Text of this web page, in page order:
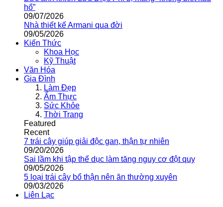
hổ”
09/07/2026
Nhà thiết kế Armani qua đời
09/05/2026
Kiến Thức
Khoa Học
Kỹ Thuật
Văn Hóa
Gia Đình
Làm Đẹp
Ẩm Thực
Sức Khỏe
Thời Trang
Featured
Recent
7 trái cây giúp giải độc gan, thận tự nhiên
09/20/2026
Sai lầm khi tập thể dục làm tăng nguy cơ đột quỵ
09/05/2026
5 loại trái cây bổ thận nên ăn thường xuyên
09/03/2026
Liên Lạc